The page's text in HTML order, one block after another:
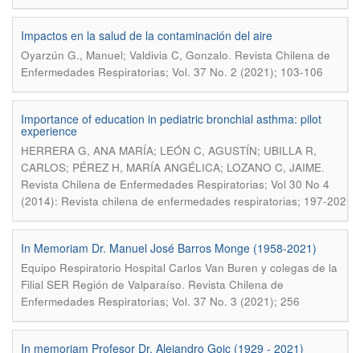
Impactos en la salud de la contaminación del aire
Oyarzún G., Manuel; Valdivia C, Gonzalo. Revista Chilena de
Enfermedades Respiratorias; Vol. 37 No. 2 (2021); 103-106
Importance of education in pediatric bronchial asthma: pilot
experience
HERRERA G, ANA MARÍA; LEÓN C, AGUSTÍN; UBILLA R,
CARLOS; PÉREZ H, MARÍA ANGÉLICA; LOZANO C, JAIME.
Revista Chilena de Enfermedades Respiratorias; Vol 30 No 4
(2014): Revista chilena de enfermedades respiratorias; 197-202
In Memoriam Dr. Manuel José Barros Monge (1958-2021)
Equipo Respiratorio Hospital Carlos Van Buren y colegas de la
Filial SER Región de Valparaíso. Revista Chilena de
Enfermedades Respiratorias; Vol. 37 No. 3 (2021); 256
In memoriam Profesor Dr. Alejandro Goic (1929 - 2021)